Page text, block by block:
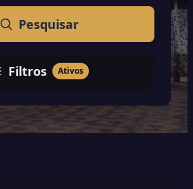
Pesquisar
Filtros Ativos